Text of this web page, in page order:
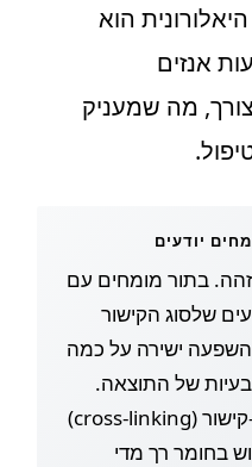
הוא
אנזים
מה שמעניק
יודעים
בתור מומחים עם
שלסוג הקישור
השפעה ישירה על כמה
של התוצאה.
חומר שנוצר בתהליך ריבוי-קישור (cross-linking)
בחומר רך מדי